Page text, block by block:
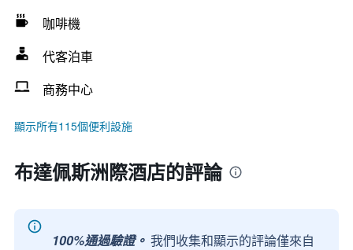
咖啡機
代客泊車
商務中心
顯示所有115個便利設施
布達佩斯洲際酒店的評論
100%通過驗證。 我們收集和顯示的評論僅來自